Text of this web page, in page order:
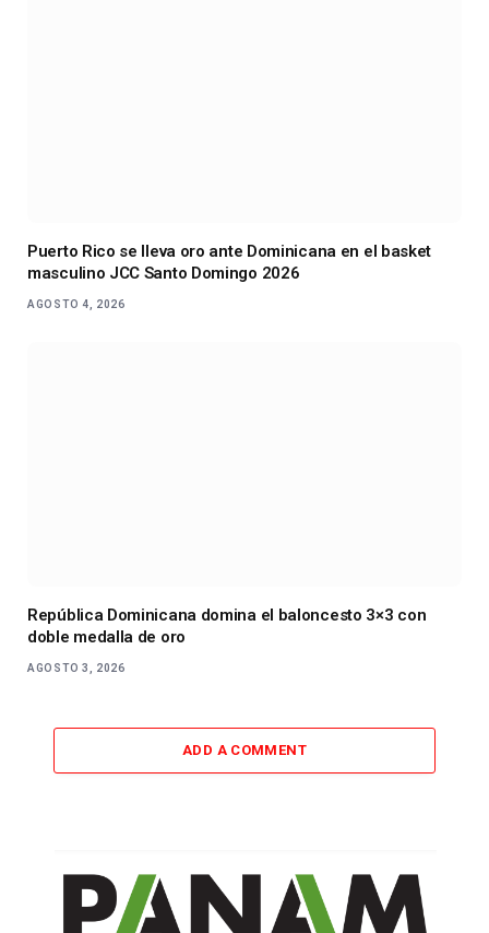
Puerto Rico se lleva oro ante Dominicana en el basket
masculino JCC Santo Domingo 2026
AGOSTO 4, 2026
República Dominicana domina el baloncesto 3×3 con
doble medalla de oro
AGOSTO 3, 2026
ADD A COMMENT